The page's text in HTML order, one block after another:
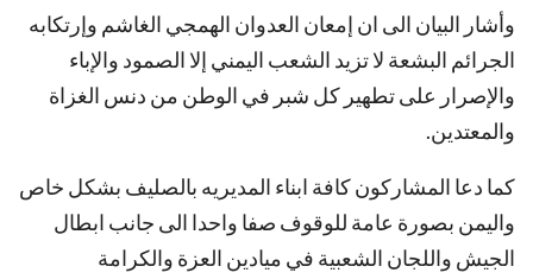
وأشار البيان الى ان إمعان العدوان الهمجي الغاشم وإرتكابه
الجرائم البشعة لا تزيد الشعب اليمني إلا الصمود والإباء
والإصرار على تطهير كل شبر في الوطن من دنس الغزاة
والمعتدين.
كما دعا المشاركون كافة ابناء المديريه بالصليف بشكل خاص
واليمن بصورة عامة للوقوف صفا واحدا الى جانب ابطال
الجيش واللجان الشعبية في ميادين العزة والكرامة